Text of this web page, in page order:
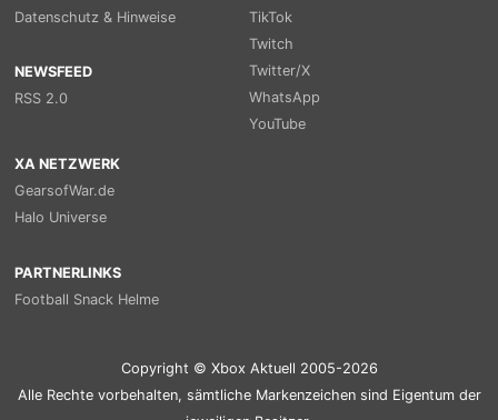
Datenschutz & Hinweise
NEWSFEED
RSS 2.0
TikTok
Twitch
Twitter/X
WhatsApp
YouTube
XA NETZWERK
GearsofWar.de
Halo Universe
PARTNERLINKS
Football Snack Helme
Copyright © Xbox Aktuell 2005-2026
Alle Rechte vorbehalten, sämtliche Markenzeichen sind Eigentum der